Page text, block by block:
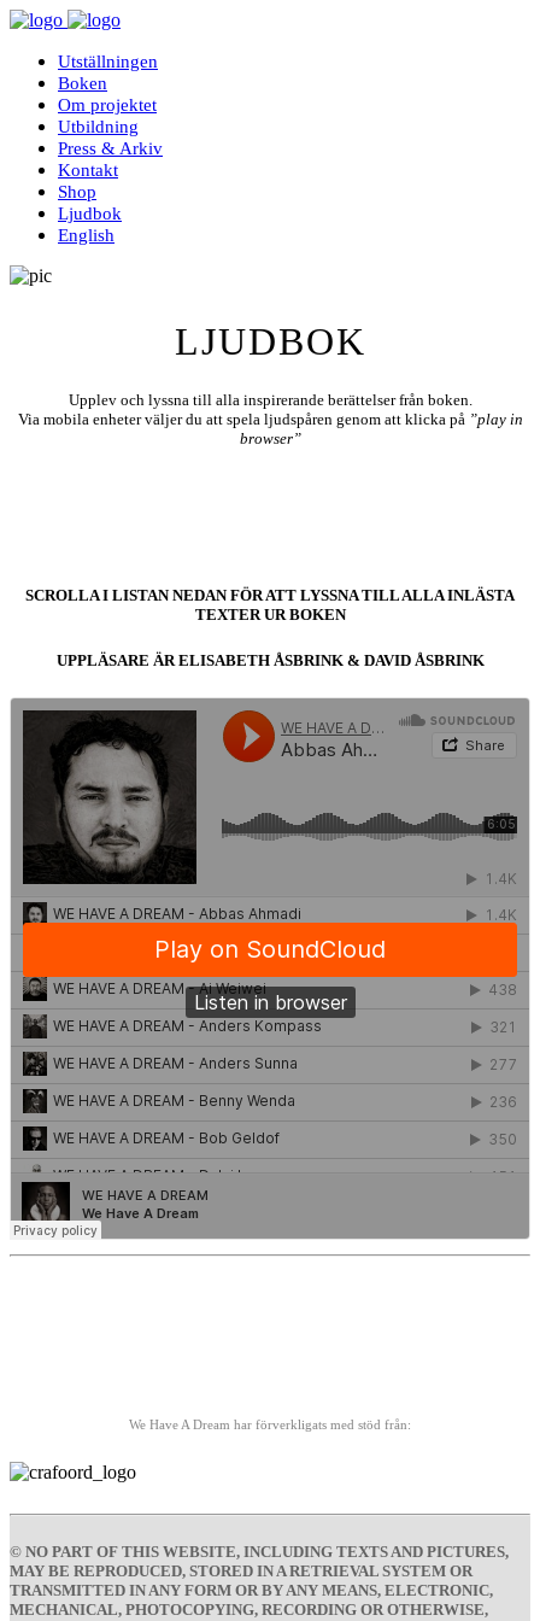
Utställningen
Boken
Om projektet
Utbildning
Press & Arkiv
Kontakt
Shop
Ljudbok
English
LJUDBOK
Upplev och lyssna till alla inspirerande berättelser från boken.
Via mobila enheter väljer du att spela ljudspåren genom att klicka på ”play in
browser”
SCROLLA I LISTAN NEDAN FÖR ATT LYSSNA TILL ALLA INLÄSTA
TEXTER UR BOKEN
UPPLÄSARE ÄR ELISABETH ÅSBRINK & DAVID ÅSBRINK
We Have A Dream har förverkligats med stöd från:
© NO PART OF THIS WEBSITE, INCLUDING TEXTS AND PICTURES,
MAY BE REPRODUCED, STORED IN A RETRIEVAL SYSTEM OR
TRANSMITTED IN ANY FORM OR BY ANY MEANS, ELECTRONIC,
MECHANICAL, PHOTOCOPYING, RECORDING OR OTHERWISE,